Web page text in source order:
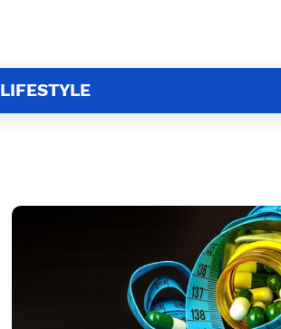
LIFESTYLE